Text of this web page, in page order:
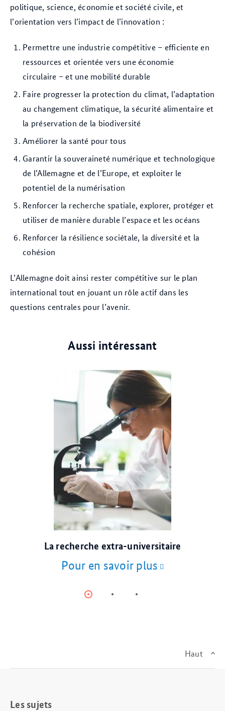
politique, science, économie et société civile, et
l’orientation vers l’impact de l’innovation :
Permettre une industrie compétitive – efficiente en
ressources et orientée vers une économie
circulaire – et une mobilité durable
Faire progresser la protection du climat, l’adaptation
au changement climatique, la sécurité alimentaire et
la préservation de la biodiversité
Améliorer la santé pour tous
Garantir la souveraineté numérique et technologique
de l’Allemagne et de l’Europe, et exploiter le
potentiel de la numérisation
Renforcer la recherche spatiale, explorer, protéger et
utiliser de manière durable l’espace et les océans
Renforcer la résilience sociétale, la diversité et la
cohésion
L’Allemagne doit ainsi rester compétitive sur le plan
international tout en jouant un rôle actif dans les
questions centrales pour l’avenir.
Aussi intéressant
La recherche extra-universitaire
Pour en savoir plus
Haut
Les sujets